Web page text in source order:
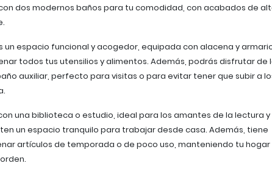
dos modernos baños para tu comodidad, con acabados de
un espacio funcional y acogedor, equipada con alacena y
todos tus utensilios y alimentos. Además, podrás disfrutar de
auxiliar, perfecto para visitas o para evitar tener que subir a
una biblioteca o estudio, ideal para los amantes de la lectura y
un espacio tranquilo para trabajar desde casa. Además, tiene
artículos de temporada o de poco uso, manteniendo tu hogar